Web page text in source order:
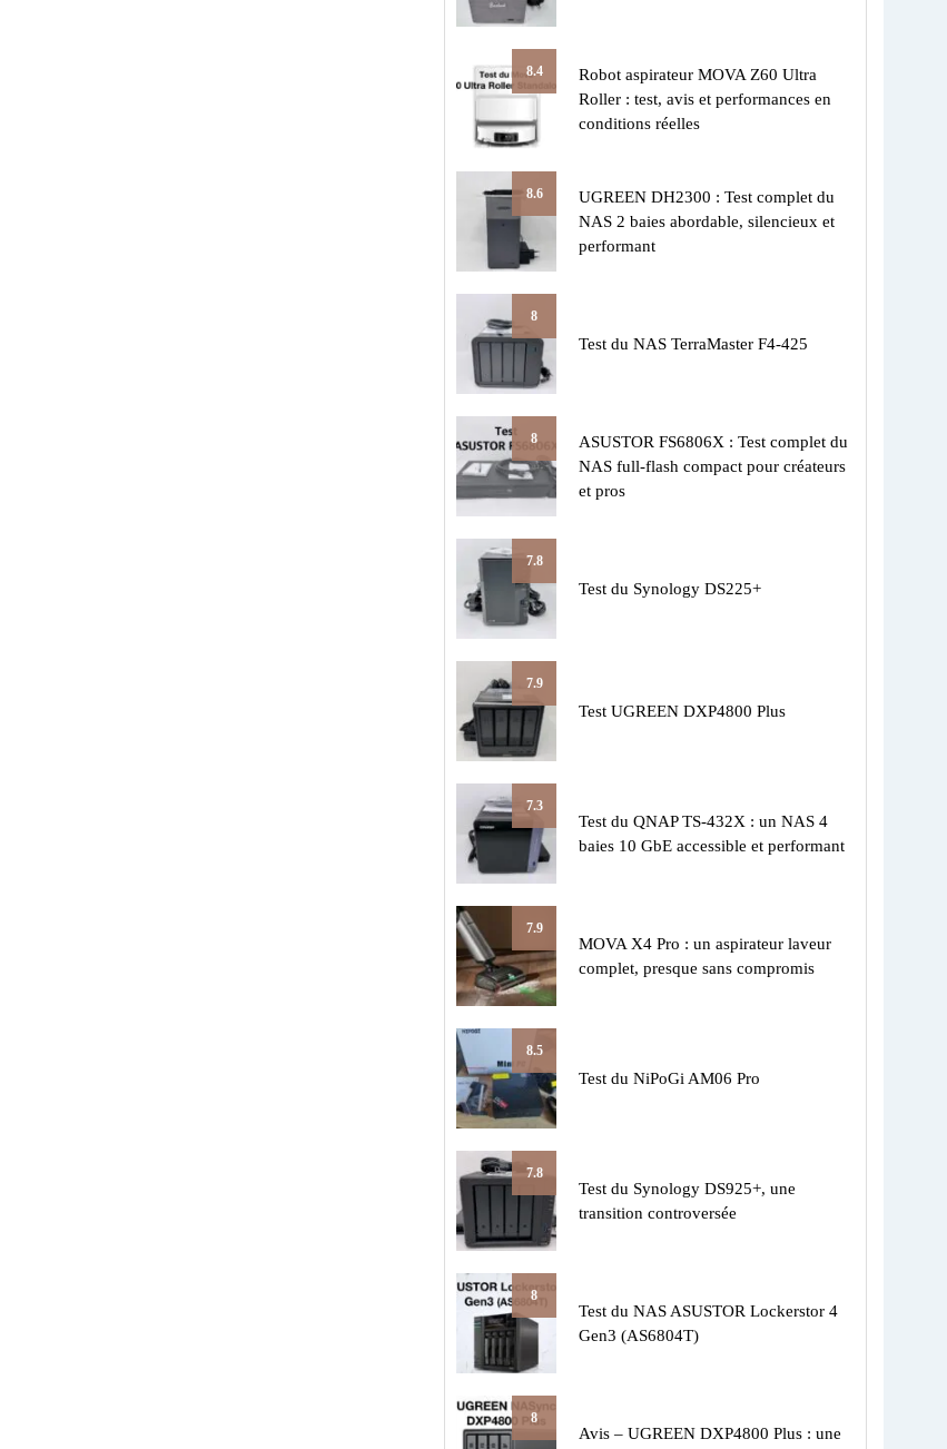
8.4
Robot aspirateur MOVA Z60 Ultra
Roller : test, avis et performances en
conditions réelles
8.6
UGREEN DH2300 : Test complet du
NAS 2 baies abordable, silencieux et
performant
8
Test du NAS TerraMaster F4-425
8
ASUSTOR FS6806X : Test complet du
NAS full-flash compact pour créateurs
et pros
7.8
Test du Synology DS225+
7.9
Test UGREEN DXP4800 Plus
7.3
Test du QNAP TS-432X : un NAS 4
baies 10 GbE accessible et performant
7.9
MOVA X4 Pro : un aspirateur laveur
complet, presque sans compromis
8.5
Test du NiPoGi AM06 Pro
7.8
Test du Synology DS925+, une
transition controversée
8
Test du NAS ASUSTOR Lockerstor 4
Gen3 (AS6804T)
8
Avis – UGREEN DXP4800 Plus : une